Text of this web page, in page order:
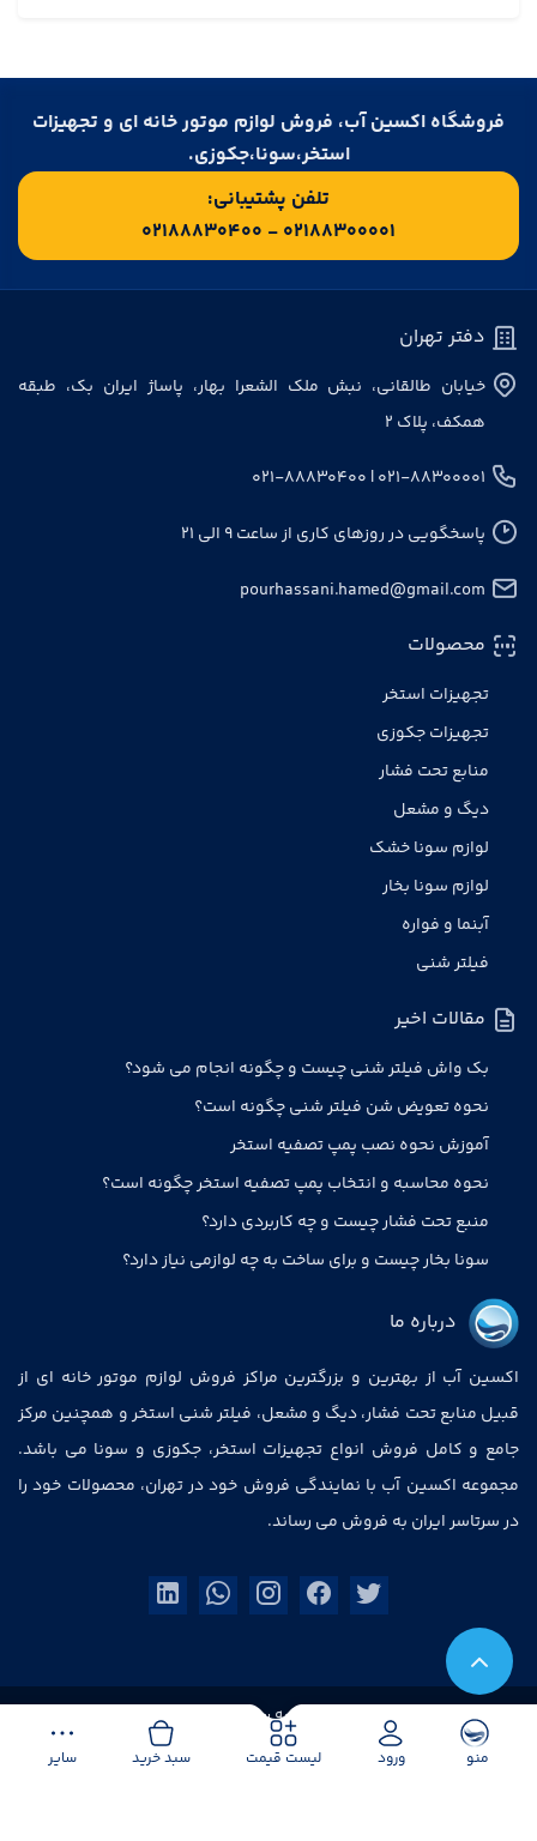
فروشگاه اکسین آب، فروش لوازم موتور خانه ای و تجهیزات
استخر،سونا،جکوزی.
تلفن پشتیبانی:
۰۲۱۸۸۳۰۰۰۰۱ - ۰۲۱۸۸۸۳۰۴۰۰
درباره ما
اکسین آب از بهترین و بزرگترین مراکز فروش لوازم موتور خانه ای از
قبیل منابع تحت فشار، دیگ و مشعل، فیلتر شنی استخر و همچنین مرکز
جامع و کامل فروش انواع تجهیزات استخر، جکوزی و سونا می باشد.
مجموعه اکسین آب با نمایندگی فروش خود در تهران، محصولات خود را
در سرتاسر ایران به فروش می رساند.
مقالات اخیر
بک واش فیلتر شنی چیست و چگونه انجام می شود؟
نحوه تعویض شن فیلتر شنی چگونه است؟
آموزش نحوه نصب پمپ تصفیه استخر
نحوه محاسبه و انتخاب پمپ تصفیه استخر چگونه است؟
منبع تحت فشار چیست و چه کاربردی دارد؟
سونا بخار چیست و برای ساخت به چه لوازمی نیاز دارد؟
محصولات
تجهیزات استخر
تجهیزات جکوزی
منابع تحت فشار
دیگ و مشعل
لوازم سونا خشک
لوازم سونا بخار
آبنما و فواره
فیلتر شنی
دفتر تهران
خیابان طالقانی، نبش ملک الشعرا بهار، پاساژ ایران بک، طبقه
همکف، پلاک ۲
۰۲۱-۸۸۳۰۰۰۰۱ | ۰۲۱-۸۸۸۳۰۴۰۰
پاسخگویی در روزهای کاری از ساعت ۹ الی ۲۱
pourhassani.hamed@gmail.com
کلیه حقوق متعلق به سایت اکسین‌آب است.
منو ورود لیست قیمت سبد خرید سایر